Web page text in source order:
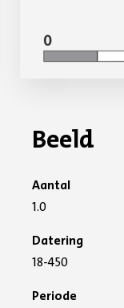
Beeld
Aantal
1.0
Datering
18-450
Periode